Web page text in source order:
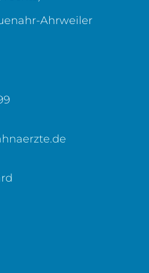
Ahrweiler